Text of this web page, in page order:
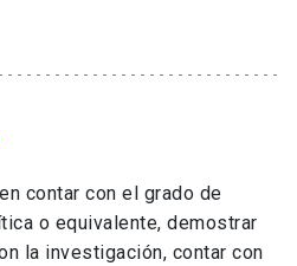
contar con el grado de
o equivalente, demostrar
la investigación, contar con